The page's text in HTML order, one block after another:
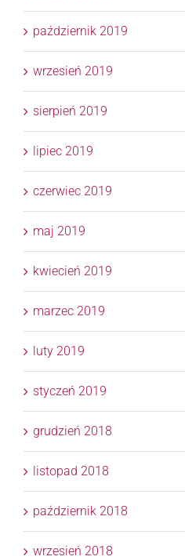
październik 2019
wrzesień 2019
sierpień 2019
lipiec 2019
czerwiec 2019
maj 2019
kwiecień 2019
marzec 2019
luty 2019
styczeń 2019
grudzień 2018
listopad 2018
październik 2018
wrzesień 2018